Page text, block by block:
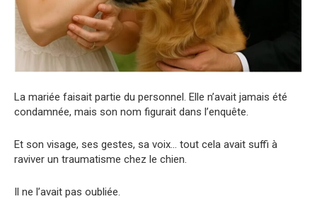
La mariée faisait partie du personnel. Elle n’avait jamais été
condamnée, mais son nom figurait dans l’enquête.
Et son visage, ses gestes, sa voix… tout cela avait suffi à
raviver un traumatisme chez le chien.
Il ne l’avait pas oubliée.